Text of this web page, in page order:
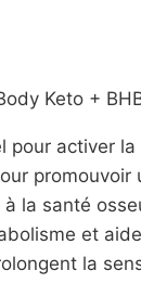
Keto +
pour activer
à la santé
et
la